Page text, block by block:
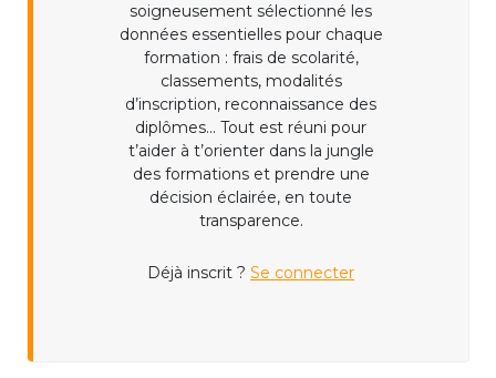
soigneusement sélectionné les
données essentielles pour chaque
formation : frais de scolarité,
classements, modalités
d’inscription, reconnaissance des
diplômes... Tout est réuni pour
t’aider à t’orienter dans la jungle
des formations et prendre une
décision éclairée, en toute
transparence.
Déjà inscrit ? Se connecter